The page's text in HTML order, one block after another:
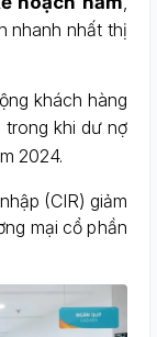
nhanh nhất thị
khách hàng
trong khi dư nợ
2024.
(CIR) giảm
mại cổ phần